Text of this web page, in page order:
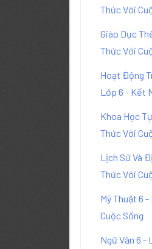
Thức Với
Giáo Dục
Thức Với
Hoạt Động
Lớp 6 - Kết
Khoa Học
Thức Với
Lịch Sử Và
Thức Với
Mỹ Thuật 6
Cuộc Sống
Ngữ Văn 6 -